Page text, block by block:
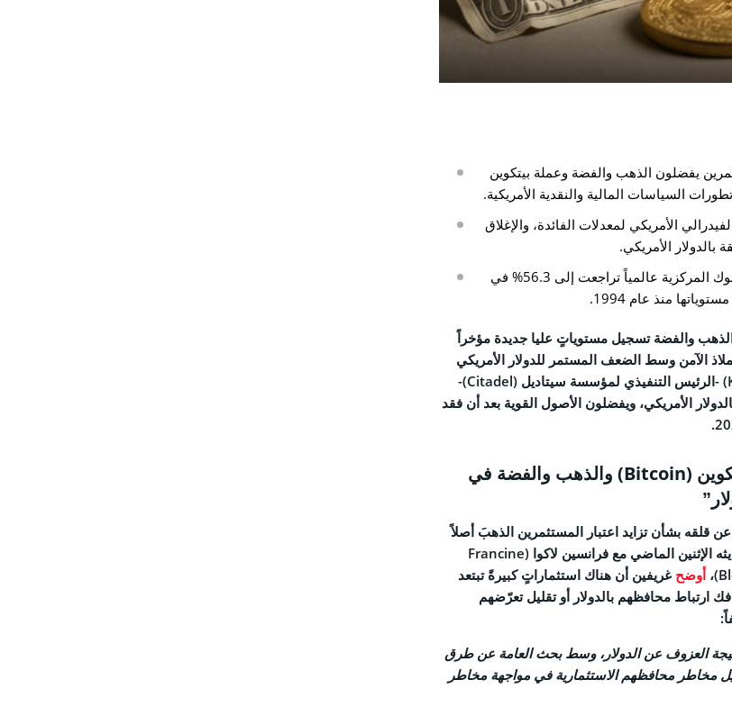
يفضلون الذهب والفضة وعملة بيتكوين
الأمريكي لمعدلات الفائدة، والإغلاق
بالدولار الأمريكي.
حصة الدولار الأمريكي من احتياطيات البنوك المركزية عالمياً تراجعت إلى 56.3% في
والفضة تسجيل مستوياتٍ عليا جديدة مؤخراً
الآمن وسط الضعف المستمر للدولار الأمريكي
كين غريفين (Ken Griffin) -الرئيس التنفيذي لمؤسسة سيتاديل (Citadel)-
الأمريكي، ويفضلون الأصول القوية بعد أن فقد
المستثمرون يفضلون عملة بيتكوين (Bitcoin) والذهب والفضة في
قلقه بشأن تزايد اعتبار المستثمرين الذهبَ أصلاً
أكثر أماناً من الدولار الأمريكي؛ فخلال حديثه الإثنين الماضي مع فرانسين لاكوا (Francine
أوضح غريفين أن هناك استثماراتٍ كبيرةً تبتعد
محافظهم بالدولار أو تقليل تعرّضهم
العزوف عن الدولار، وسط بحث العامة عن طرق
مخاطر محافظهم الاستثمارية في مواجهة مخاطر